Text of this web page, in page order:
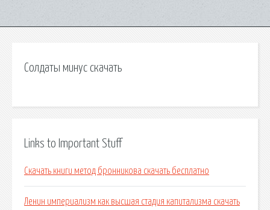
Солдаты минус скачать
Links to Important Stuff
Скачать книги метод бронникова скачать бесплатно
Ленин империализм как высшая стадия капитализма скачать